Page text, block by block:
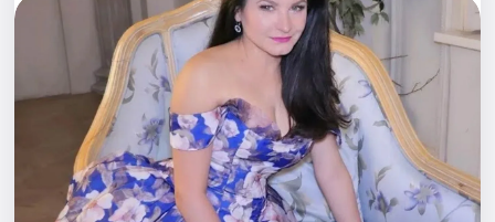
Квесты
Экскурсии
Спорт